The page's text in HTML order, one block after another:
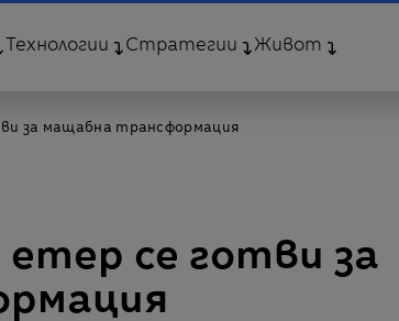
Технологии Стратегии Живот
за мащабна трансформация
се готви за